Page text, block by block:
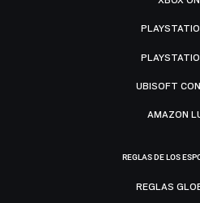
UBISOFT
AMAZON
REGLAS DE LOS
REGLAS